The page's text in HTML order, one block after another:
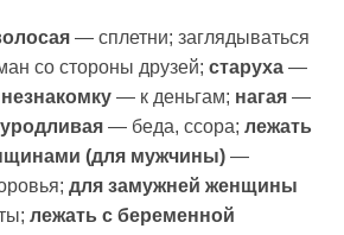
— сплетни; заглядываться
со стороны друзей;старуха —
— к деньгам; нагая —
уродливая — беда, ссора;лежать
(для мужчины) —
для замужней женщины
лежать с беременной